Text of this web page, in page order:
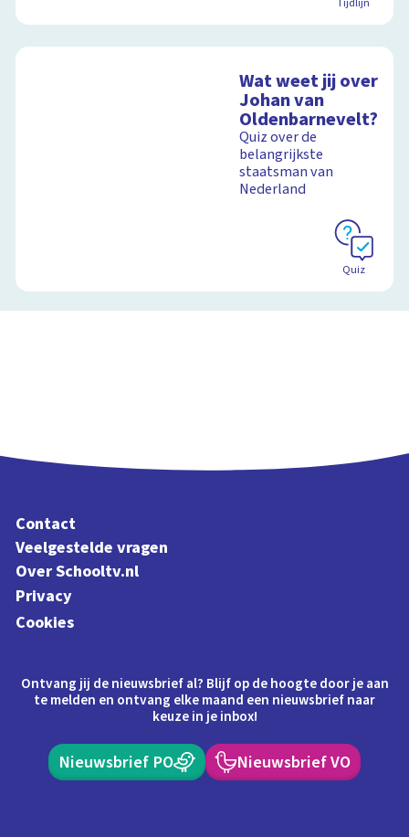
Wat weet jij over
Johan van
Oldenbarnevelt?
Quiz over de
belangrijkste
staatsman van
Nederland
Quiz
Contact
Veelgestelde vragen
Over Schooltv.nl
Privacy
Cookies
Ontvang jij de nieuwsbrief al? Blijf op de hoogte door je aan
te melden en ontvang elke maand een nieuwsbrief naar
keuze in je inbox!
Nieuwsbrief PO Nieuwsbrief VO